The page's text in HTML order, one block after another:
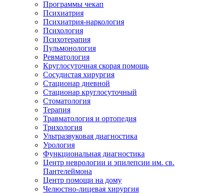
Программы чекап
Психиатрия
Психиатрия-наркология
Психология
Психотерапия
Пульмонология
Ревматология
Круглосуточная скорая помощь
Сосудистая хирургия
Стационар дневной
Стационар круглосуточный
Стоматология
Терапия
Травматология и ортопедия
Трихология
Ультразвуковая диагностика
Урология
Функциональная диагностика
Центр неврологии и эпилепсии им. св.
Пантелеймона
Центр помощи на дому
Челюстно-лицевая хирургия